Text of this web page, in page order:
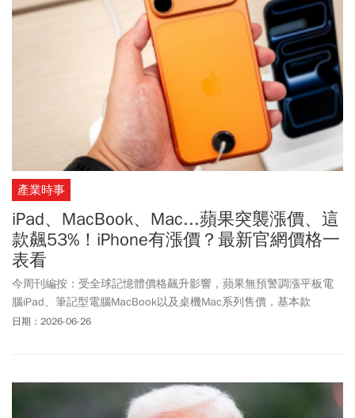
產業時事
iPad、MacBook、Mac...蘋果突襲漲價、這
款飆53%！iPhone有漲價？最新官網價格一
表看
今周刊編按：受全球記憶體價格飆升影響，蘋果無預警調漲平板電
腦iPad、筆記型電腦MacBook以及桌機Mac系列售價，基本款
MacBook Neo從原本的19,900元漲至22,900元，最高規格的
及 AirTag全數凍漲，外界推測iPhone仍是蘋果最主力的產品，價格
波動上可能會反映在秋季將發表的iPhone新機，據傳屆時可能會發
日期：2026-06-26